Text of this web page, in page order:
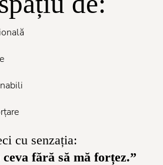
cu senzația:
fără să mă forțez.”